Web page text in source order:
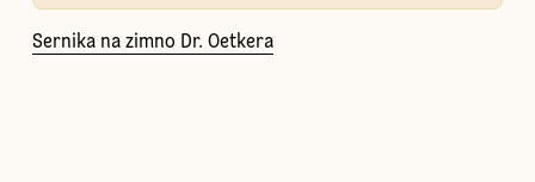
Sernika na zimno Dr. Oetkera